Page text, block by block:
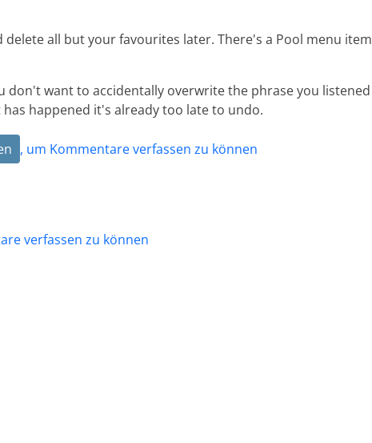
delete all but your favourites later. There's a Pool menu item
don't want to accidentally overwrite the phrase you listened
happened it's already too late to undo.
, um Kommentare verfassen zu können
verfassen zu können